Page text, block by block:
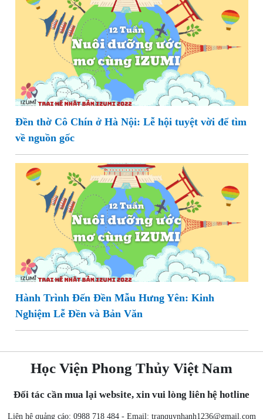
Đền thờ Cô Chín ở Hà Nội: Lễ hội tuyệt vời để tìm
về nguồn gốc
Hành Trình Đến Đền Mẫu Hưng Yên: Kinh
Nghiệm Lễ Đền và Bản Văn
Học Viện Phong Thủy Việt Nam
Đối tác cần mua lại website, xin vui lòng liên hệ hotline
Liên hệ quảng cáo: 0988 718 484 - Email: tranquynhanh1236@gmail.com